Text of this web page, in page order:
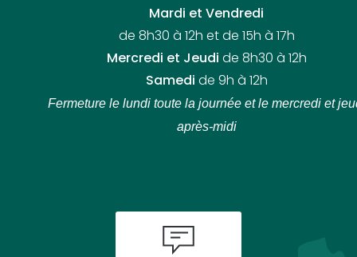
Mardi et Vendredi
de 8h30 à 12h et de 15h à 17h
Mercredi et Jeudi de 8h30 à 12h
Samedi de 9h à 12h
Fermeture le lundi toute la journée et le mercredi et
après-midi